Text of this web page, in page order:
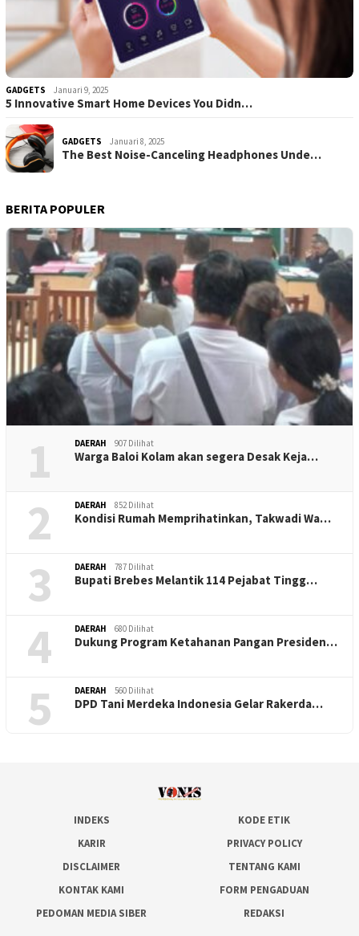
GADGETS Januari 9, 2025
5 Innovative Smart Home Devices You Didn…
GADGETS Januari 8, 2025
The Best Noise-Canceling Headphones Unde…
BERITA POPULER
1 DAERAH 907 Dilihat
Warga Baloi Kolam akan segera Desak Keja…
2 DAERAH 852 Dilihat
Kondisi Rumah Memprihatinkan, Takwadi Wa…
3 DAERAH 787 Dilihat
Bupati Brebes Melantik 114 Pejabat Tingg…
4 DAERAH 680 Dilihat
Dukung Program Ketahanan Pangan Presiden…
5 DAERAH 560 Dilihat
DPD Tani Merdeka Indonesia Gelar Rakerda…
INDEKS
KODE ETIK
KARIR
PRIVACY POLICY
DISCLAIMER
TENTANG KAMI
KONTAK KAMI
FORM PENGADUAN
PEDOMAN MEDIA SIBER
REDAKSI